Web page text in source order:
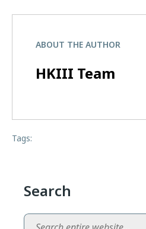
ABOUT THE AUTHOR
HKIII Team
Tags:
Search
Search